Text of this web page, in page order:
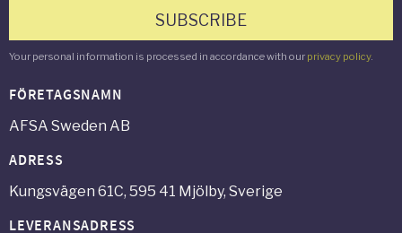
SUBSCRIBE
Your personal information is processed in accordance with our privacy policy.
FÖRETAGSNAMN
AFSA Sweden AB
ADRESS
Kungsvägen 61C, 595 41 Mjölby, Sverige
LEVERANSADRESS